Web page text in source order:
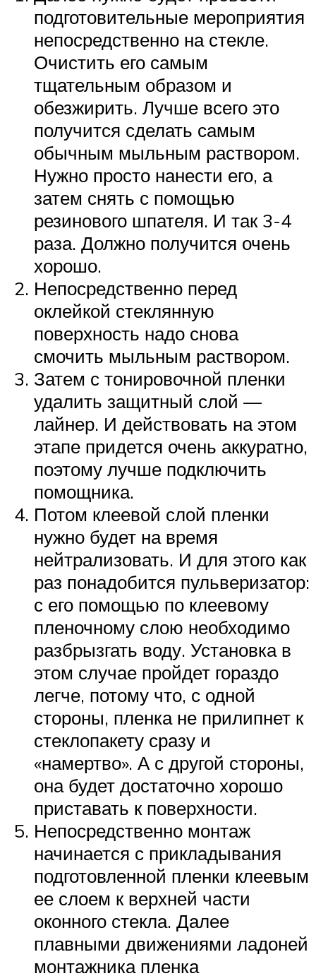
подготовительные мероприятия
непосредственно на стекле.
Очистить его самым
тщательным образом и
обезжирить. Лучше всего это
получится сделать самым
обычным мыльным раствором.
Нужно просто нанести его, а
затем снять с помощью
резинового шпателя. И так 3-4
раза. Должно получится очень
хорошо.
Непосредственно перед
оклейкой стеклянную
поверхность надо снова
смочить мыльным раствором.
Затем с тонировочной пленки
удалить защитный слой —
лайнер. И действовать на этом
этапе придется очень аккуратно,
поэтому лучше подключить
помощника.
Потом клеевой слой пленки
нужно будет на время
нейтрализовать. И для этого как
раз понадобится пульверизатор:
с его помощью по клеевому
пленочному слою необходимо
разбрызгать воду. Установка в
этом случае пройдет гораздо
легче, потому что, с одной
стороны, пленка не прилипнет к
стеклопакету сразу и
«намертво». А с другой стороны,
она будет достаточно хорошо
приставать к поверхности.
Непосредственно монтаж
начинается с прикладывания
подготовленной пленки клеевым
ее слоем к верхней части
оконного стекла. Далее
плавными движениями ладоней
монтажника пленка